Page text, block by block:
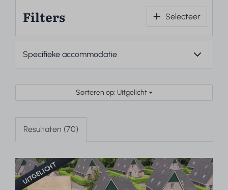
Filters Selecteer
Sorteren op: Uitgelicht
Resultaten (70)
UITGELICHT